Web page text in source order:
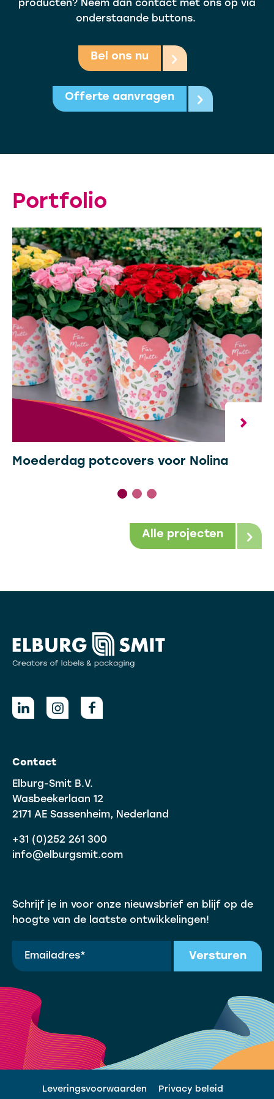
producten? Neem dan contact met ons op via
onderstaande buttons.
Bel ons nu
Offerte aanvragen
Portfolio
Moederdag potcovers voor Nolina
Alle projecten
Contact
Elburg-Smit B.V.
Wasbeekerlaan 12
2171 AE Sassenheim, Nederland
+31 (0)252 261 300
info@elburgsmit.com
Schrijf je in voor onze nieuwsbrief en blijf op de
hoogte van de laatste ontwikkelingen!
Versturen
Leveringsvoorwaarden Privacy beleid